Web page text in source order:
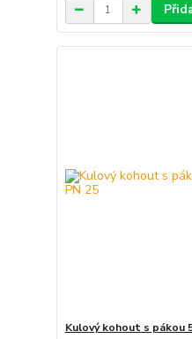
Kulový kohout s pákou